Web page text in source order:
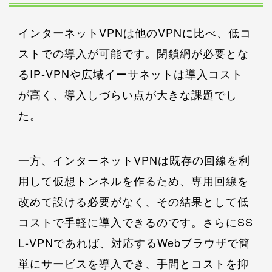
インターネットVPNは他のVPNに比べ、低コ
ストでの導入が可能です。閉鎖網が必要とな
るIP‐VPNや広域イーサネットは導入コスト
が高く、導入しづらい点が大きな課題でし
た。
一方、インターネットVPNは既存の回線を利
用して仮想トンネルを作るため、専用回線を
改めて設ける必要がなく、その結果として低
コストで手軽に導入できるのです。さらにSS
L‐VPNであれば、対応するWebブラウザで簡
単にサービスを導入でき、手間とコストを抑